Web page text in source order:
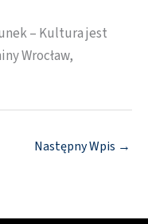
– Kultura jest
Wrocław,
Następny Wpis →